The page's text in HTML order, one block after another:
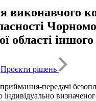
виконавчого
області
Проєкти рішень
передачі
індивідуально